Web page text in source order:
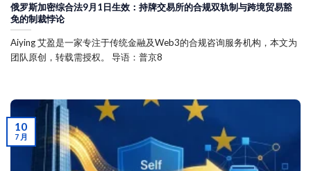
俄罗斯加密综合法9月1日生效：持牌交易所的合规双轨制与跨境贸易豁
免的制裁悖论
Aiying 艾盈是一家专注于传统金融及Web3的合规咨询服务机构，本文为
团队原创，转载需授权。 导语：普京8
10
7 月